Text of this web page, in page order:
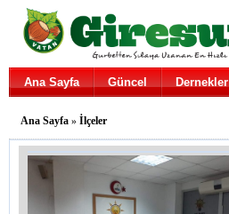
Ana Sayfa Güncel Dernekler
Ana Sayfa » İlçeler